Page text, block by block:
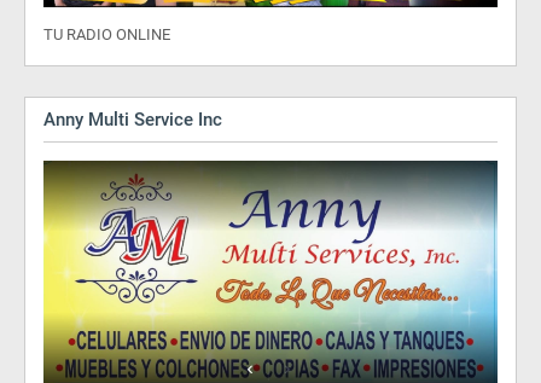
TU RADIO ONLINE
Anny Multi Service Inc